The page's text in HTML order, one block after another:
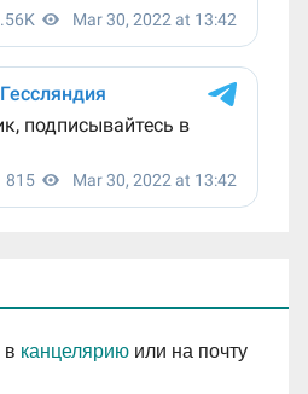
в канцелярию или на почту